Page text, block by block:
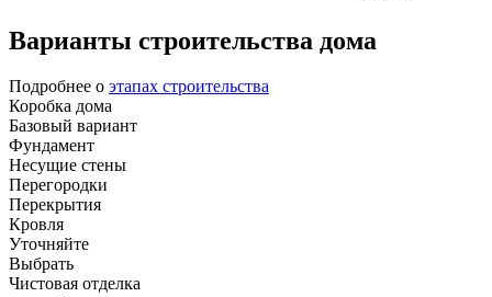
Варианты строительства дома
Подробнее о этапах строительства
Коробка дома
Базовый вариант
Фундамент
Несущие стены
Перегородки
Перекрытия
Кровля
Уточняйте
Выбрать
Чистовая отделка